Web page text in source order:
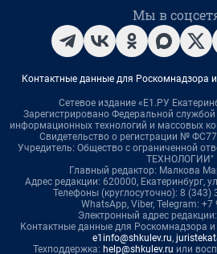
Мы в
Контактные данные для Роскомнадзора
Сетевое издание «Е1.РУ
Зарегистрировано Федеральной
информационных технологий и массовых
Свидетельство о регистрации №
Учредитель: Общество с ограниченной
ТЕХНОЛОГИИ"
Главный редактор: Малкова
Адрес редакции: 620000, Екатеринбург,
Телефоны (круглосуточно): 8 (343)
WhatsApp, Viber, Telegram: +7
Электронный адрес редакции:
Контактные данные для Роскомнадзора и
e1info@shkulev.ru,
Техподдержка: help@shkulev.ru или